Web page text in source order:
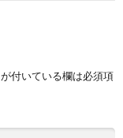
が付いている欄は必須項